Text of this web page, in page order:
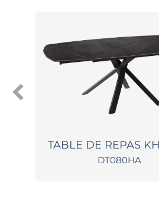
TABLE DE REPAS
DT080HA